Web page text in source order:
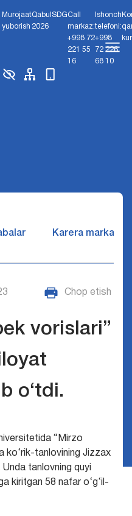
Murojaat
yuborish
Qabul
2026
SDGCall
markaz:
+998 72
221 55
16
Ishonch
telefoni:
+998
72 226
68 10
Karera markazi
Chop etish
vorislari”
o‘tdi.
“Mirzo
ko‘rik-tanlovining Jizzax
tanlovning quyi
kiritgan 58 nafar o‘g‘il-